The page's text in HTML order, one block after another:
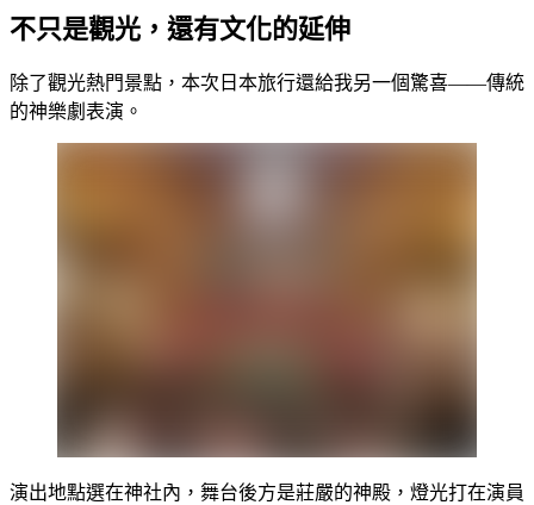
不只是觀光，還有文化的延伸
除了觀光熱門景點，本次日本旅行還給我另一個驚喜——傳統
的神樂劇表演。
演出地點選在神社內，舞台後方是莊嚴的神殿，燈光打在演員